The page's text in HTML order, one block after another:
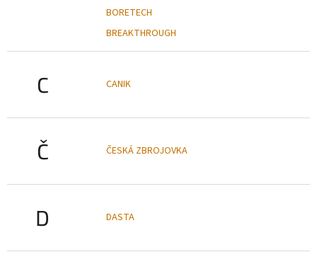
BORETECH
BREAKTHROUGH
C CANIK
Č ČESKÁ ZBROJOVKA
D DASTA